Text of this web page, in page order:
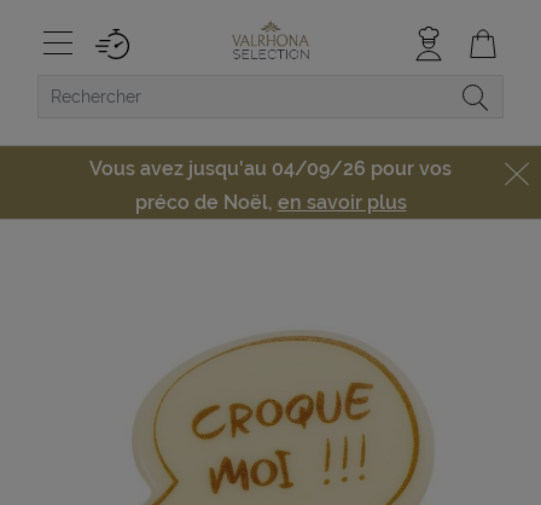
Vous avez jusqu'au 04/09/26 pour vos
préco de Noël, en savoir plus